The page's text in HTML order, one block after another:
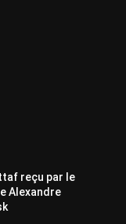
reçu par le
Alexandre